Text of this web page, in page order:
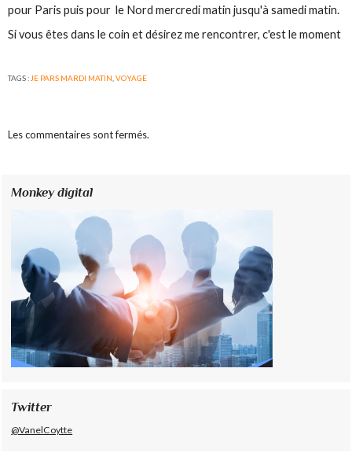
pour Paris puis pour le Nord mercredi matin jusqu'à samedi matin.
Si vous êtes dans le coin et désirez me rencontrer, c'est le moment
TAGS : JE PARS MARDI MATIN ,VOYAGE
Les commentaires sont fermés.
Monkey digital
Twitter
@VanelCoytte